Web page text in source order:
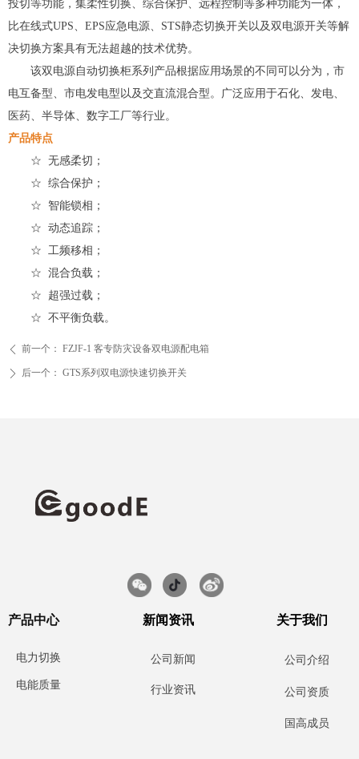
投切等功能，集柔性切换、综合保护、远程控制等多种功能为一体，
比在线式UPS、EPS应急电源、STS静态切换开关以及双电源开关等解
决切换方案具有无法超越的技术优势。
该双电源自动切换柜系列产品根据应用场景的不同可以分为，市
电互备型、市电发电型以及交直流混合型。广泛应用于石化、发电、
医药、半导体、数字工厂等行业。
产品特点
☆ 无感柔切；
☆ 综合保护；
☆ 智能锁相；
☆ 动态追踪；
☆ 工频移相；
☆ 混合负载；
☆ 超强过载；
☆ 不平衡负载。
ꄲ 后一个： GTS系列双电源快速切换开关
ꄴ 前一个： FZJF-1 客专防灾设备双电源配电箱
产品中心
电力切换
电能质量
公司新闻
行业资讯
新闻资讯
公司介绍
公司资质
国高成员
关于我们